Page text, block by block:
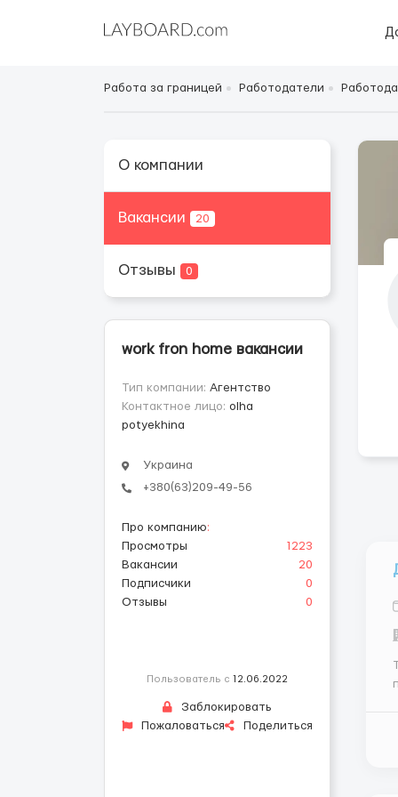
Работа за границей Работодатели
О компании
Вакансии 20
Отзывы 0
work fron home вакансии
Тип компании: Агентство
Контактное лицо: olha
potyekhina
Украина
+380(63)209-49-56
Про компанию:
Просмотры
1223
Вакансии
20
Подписчики
0
Отзывы
0
Пользователь с 12.06.2022
Заблокировать
Пожаловаться
Поделиться